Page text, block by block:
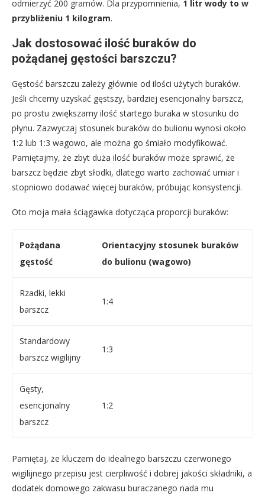
odmierzyć 200 gramów. Dla przypomnienia, 1 litr wody to w
przybliżeniu 1 kilogram.
Jak dostosować ilość buraków do
pożądanej gęstości barszczu?
Gęstość barszczu zależy głównie od ilości użytych buraków.
Jeśli chcemy uzyskać gęstszy, bardziej esencjonalny barszcz,
po prostu zwiększamy ilość startego buraka w stosunku do
płynu. Zazwyczaj stosunek buraków do bulionu wynosi około
1:2 lub 1:3 wagowo, ale można go śmiało modyfikować.
Pamiętajmy, że zbyt duża ilość buraków może sprawić, że
barszcz będzie zbyt słodki, dlatego warto zachować umiar i
stopniowo dodawać więcej buraków, próbując konsystencji.
Oto moja mała ściągawka dotycząca proporcji buraków:
Pożądana
gęstość
Orientacyjny stosunek buraków
do bulionu (wagowo)
Rzadki, lekki
barszcz
1:4
Standardowy
barszcz wigilijny
1:3
Gęsty,
esencjonalny
barszcz
1:2
Pamiętaj, że kluczem do idealnego barszczu czerwonego
wigilijnego przepisu jest cierpliwość i dobrej jakości składniki, a
dodatek domowego zakwasu buraczanego nada mu